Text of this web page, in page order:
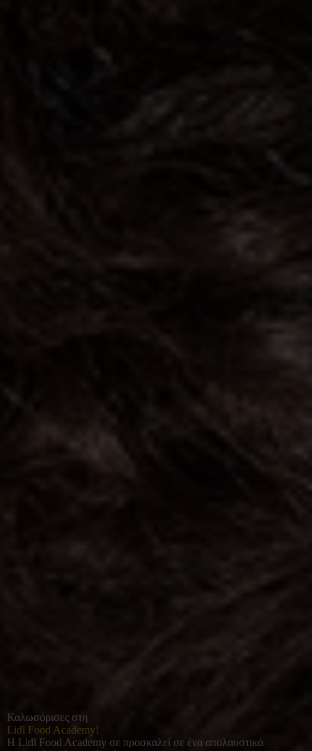
Καλωσόρισες στη
Lidl Food Academy!
Η Lidl Food Academy σε προσκαλεί σε ένα απολαυστικό